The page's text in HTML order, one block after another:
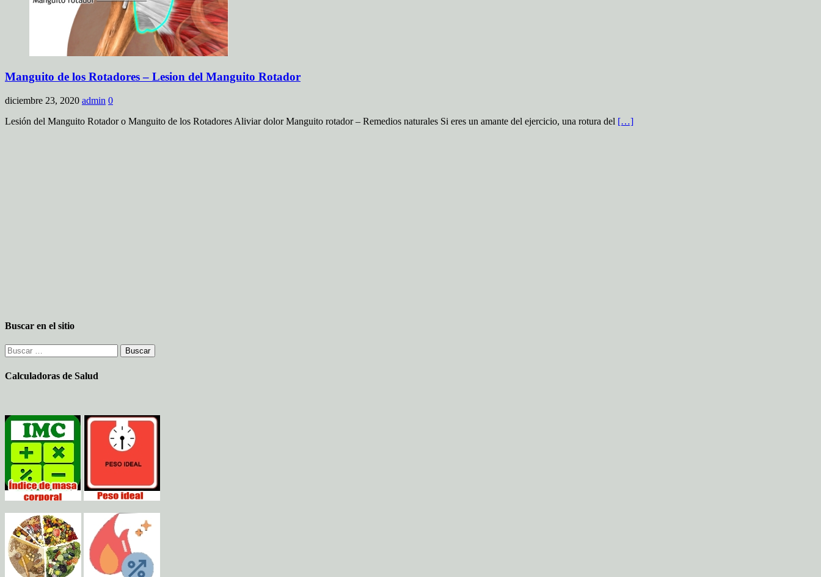
Manguito de los Rotadores – Lesion del Manguito Rotador
diciembre 23, 2020 admin 0
Lesión del Manguito Rotador o Manguito de los Rotadores Aliviar dolor Manguito rotador – Remedios naturales Si eres un amante del ejercicio, una rotura del […]
Buscar en el sitio
Buscar:
Calculadoras de Salud